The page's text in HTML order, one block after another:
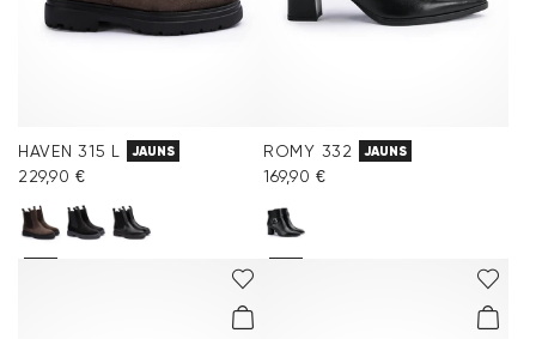
HAVEN 315 L JAUNS
229,90 €
ROMY 332 JAUNS
169,90 €